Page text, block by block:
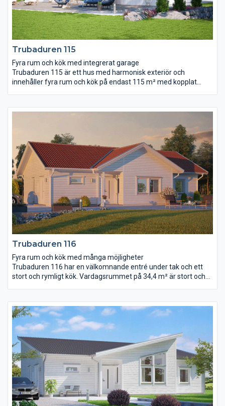
Trubaduren 115
Fyra rum och kök med integrerat garage
Trubaduren 115 är ett hus med harmonisk exteriör och
innehåller fyra rum och kök på endast 115 m² med kopplat
vardagsrum i en gemensam, ljus och öppen samvarodel.
Sovrummen ligger väl avskilda från varandra för ostörd
återhämtning.
Trubaduren 116
Fyra rum och kök med många möjligheter
Trubaduren 116 har en välkomnande entré under tak och ett
stort och rymligt kök. Vardagsrummet på 34,4 m² är stort och
exempel placera en utgång till trädgården här, flytta
klädkammardörren hit eller kanske wc-dörren? Rummet för
klädvård ligger nära entré och kök, bra för er som gillar att göra
flera saker samtidigt!